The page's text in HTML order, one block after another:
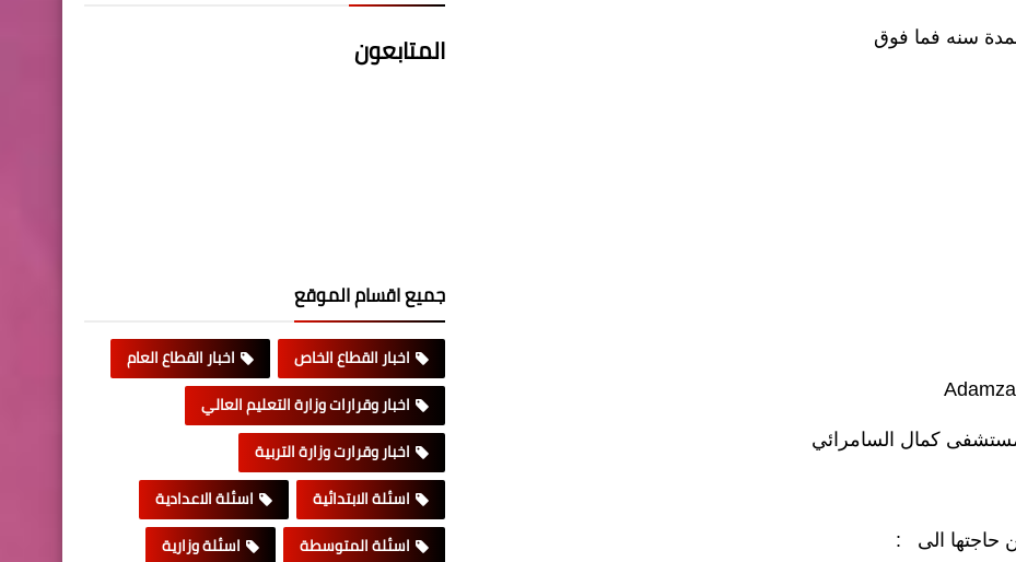
كمال السامرائي
المتابعون
جميع اقسام الموقع
اخبار القطاع الخاص
اخبار القطاع العام
اخبار وقرارات وزارة التعليم العالي
اخبار وقرارت وزارة التربية
اسئلة الابتدائية
اسئلة الاعدادية
اسئلة المتوسطة
اسئلة وزارية